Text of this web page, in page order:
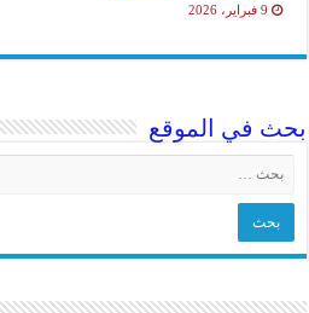
9 فبراير، 2026
بحث في الموقع